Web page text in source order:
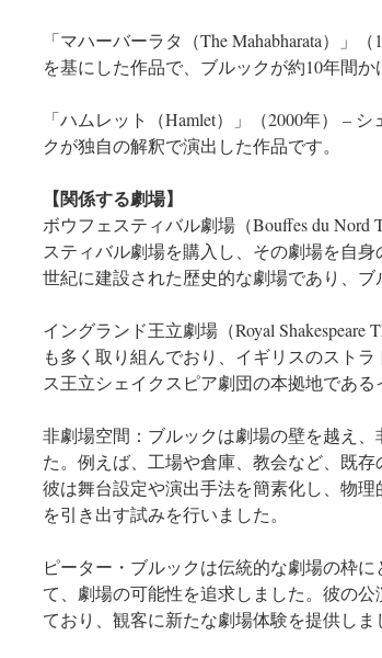
「マハーバーラタ（The Mahabharata）」
を基にした作品で、ブルックが約10年間
「ハムレット（Hamlet）」（2000年） –
クが独自の解釈で演出した作品です。
【関係する劇場】
ボウフェスティバル劇場（Bouffes du Nord
スティバル劇場を購入し、その劇場を自
世紀に建設された歴史的な劇場であり、ブ
イングランド王立劇場（Royal
も多く取り組んでおり、イギリスのスト
ス王立シェイクスピア劇団の本拠地であ
非劇場空間：ブルックは劇場の壁を越え
た。例えば、工場や倉庫、教会など、既
彼は舞台設定や演出手法を簡素化し、物
を引き出す試みを行いました。
ピーター・ブルックは伝統的な劇場の枠
て、劇場の可能性を追求しました。彼の
ており、観客に新たな劇場体験を提供しま